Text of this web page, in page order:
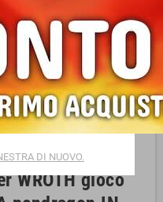
WROTH gioco
DI NUOVO.